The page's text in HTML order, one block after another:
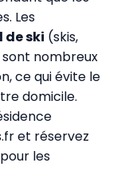
Les
ski (skis,
sont nombreux
ce qui évite le
domicile.
et réservez
les